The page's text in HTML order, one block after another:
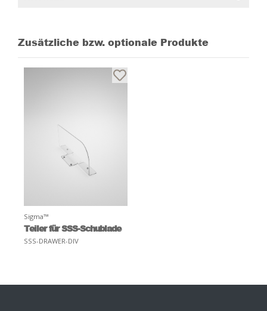
Zusätzliche bzw. optionale Produkte
Sigma™
Teiler für SSS-Schublade
SSS-DRAWER-DIV